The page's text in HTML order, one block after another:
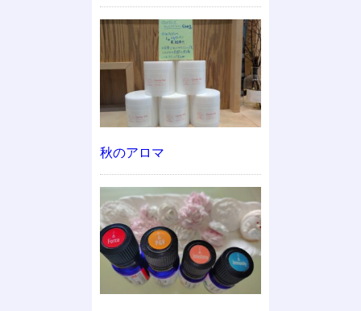
秋のアロマ